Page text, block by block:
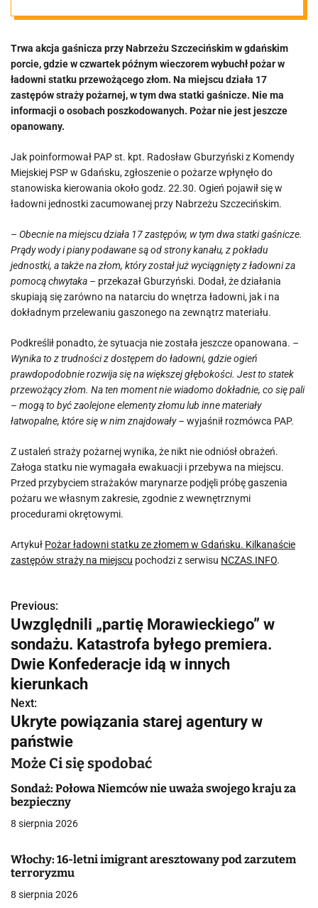
Kilkanaście
zastępów
straży na
miejscu
Trwa akcja gaśnicza przy Nabrzeżu Szczecińskim w gdańskim
porcie, gdzie w czwartek późnym wieczorem wybuchł pożar w
ładowni statku przewożącego złom. Na miejscu działa 17
zastępów straży pożarnej, w tym dwa statki gaśnicze. Nie ma
informacji o osobach poszkodowanych. Pożar nie jest jeszcze
opanowany.
Jak poinformował PAP st. kpt. Radosław Gburzyński z Komendy
Miejskiej PSP w Gdańsku, zgłoszenie o pożarze wpłynęło do
stanowiska kierowania około godz. 22.30. Ogień pojawił się w
ładowni jednostki zacumowanej przy Nabrzeżu Szczecińskim.
– Obecnie na miejscu działa 17 zastępów, w tym dwa statki gaśnicze.
Prądy wody i piany podawane są od strony kanału, z pokładu
jednostki, a także na złom, który został już wyciągnięty z ładowni za
pomocą chwytaka – przekazał Gburzyński. Dodał, że działania
skupiają się zarówno na natarciu do wnętrza ładowni, jak i na
dokładnym przelewaniu gaszonego na zewnątrz materiału.
Podkreślił ponadto, że sytuacja nie została jeszcze opanowana. –
Wynika to z trudności z dostępem do ładowni, gdzie ogień
prawdopodobnie rozwija się na większej głębokości. Jest to statek
przewożący złom. Na ten moment nie wiadomo dokładnie, co się pali
– mogą to być zaolejone elementy złomu lub inne materiały
łatwopalne, które się w nim znajdowały – wyjaśnił rozmówca PAP.
Z ustaleń straży pożarnej wynika, że nikt nie odniósł obrażeń.
Załoga statku nie wymagała ewakuacji i przebywa na miejscu.
Przed przybyciem strażaków marynarze podjęli próbę gaszenia
pożaru we własnym zakresie, zgodnie z wewnętrznymi
procedurami okrętowymi.
Artykuł Pożar ładowni statku ze złomem w Gdańsku. Kilkanaście
zastępów straży na miejscu pochodzi z serwisu NCZAS.INFO.
N
a
w
i
g
a
c
j
a
w
p
Previous:
Uwzględnili „partię Morawieckiego” w
sondażu. Katastrofa byłego premiera.
Dwie Konfederacje idą w innych
kierunkach
Next:
Ukryte powiązania starej agentury w
państwie
Może Ci się spodobać
Sondaż: Połowa Niemców nie uważa swojego kraju za
bezpieczny
8 sierpnia 2026
Włochy: 16-letni imigrant aresztowany pod zarzutem
terroryzmu
8 sierpnia 2026